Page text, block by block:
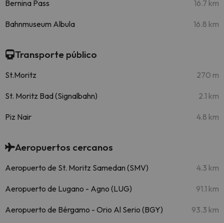
Bernina Pass 16.7 km
Bahnmuseum Albula 16.8 km
Transporte público
St.Moritz 270 m
St. Moritz Bad (Signalbahn) 2.1 km
Piz Nair 4.8 km
Aeropuertos cercanos
Aeropuerto de St. Moritz Samedan (SMV) 4.3 km
Aeropuerto de Lugano - Agno (LUG) 91.1 km
Aeropuerto de Bérgamo - Orio Al Serio (BGY) 93.3 km